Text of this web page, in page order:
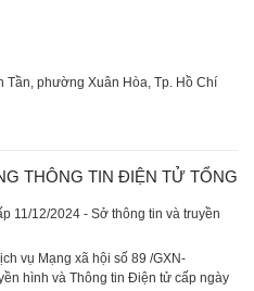
Tần, phường Xuân Hòa, Tp. Hồ Chí
THÔNG TIN ĐIỆN TỬ TỔNG
11/12/2024 - Sở thông tin và truyền
vụ Mạng xã hội số 89 /GXN-
hình và Thông tin Điện tử cấp ngày